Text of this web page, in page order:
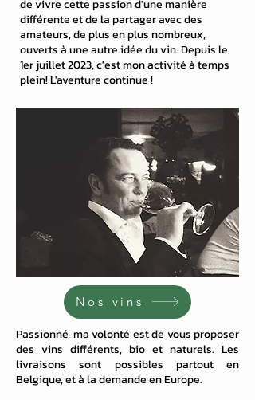
de vivre cette passion d'une manière
différente et de la partager avec des
amateurs, de plus en plus nombreux,
ouverts à une autre idée du vin. Depuis le
1er juillet 2023, c'est mon activité à temps
plein! L'aventure continue !
Nos vins
Passionné, ma volonté est de vous proposer
des vins différents, bio et naturels. Les
livraisons sont possibles partout en
Belgique, et à la demande en Europe.